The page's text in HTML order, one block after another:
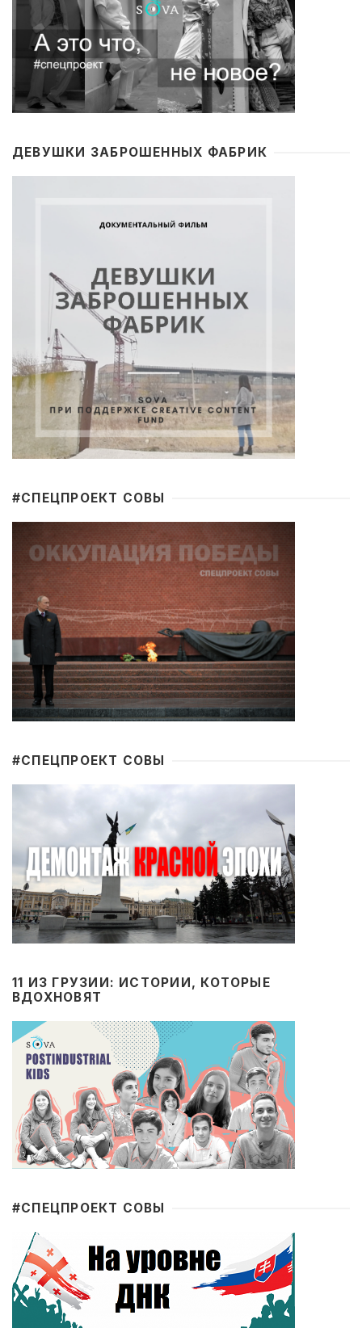
ДЕВУШКИ ЗАБРОШЕННЫХ ФАБРИК
#CПЕЦПРОЕКТ СОВЫ
#CПЕЦПРОЕКТ СОВЫ
11 ИЗ ГРУЗИИ: ИСТОРИИ, КОТОРЫЕ
ВДОХНОВЯТ
#CПЕЦПРОЕКТ СОВЫ